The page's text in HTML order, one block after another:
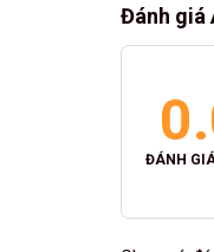
Đánh giá
ĐÁNH